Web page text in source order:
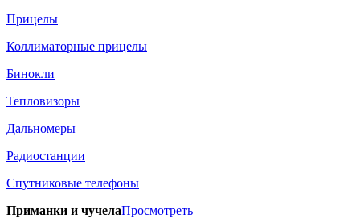
Прицелы
Коллиматорные прицелы
Бинокли
Тепловизоры
Дальномеры
Радиостанции
Спутниковые телефоны
Приманки и чучелаПросмотреть